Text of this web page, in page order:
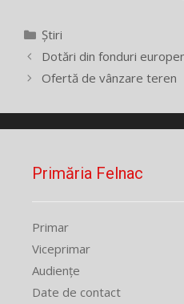
Categorii
Știri
Dotări din fonduri
Ofertă de vânzare teren
Primăria Felnac
Primar
Viceprimar
Audiențe
Date de contact